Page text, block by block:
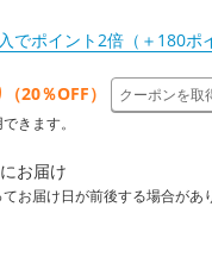
でポイント2倍（＋180ポ
20％OFF）
クーポンを取
きます。
にお届け
お届け日が前後する場合があ